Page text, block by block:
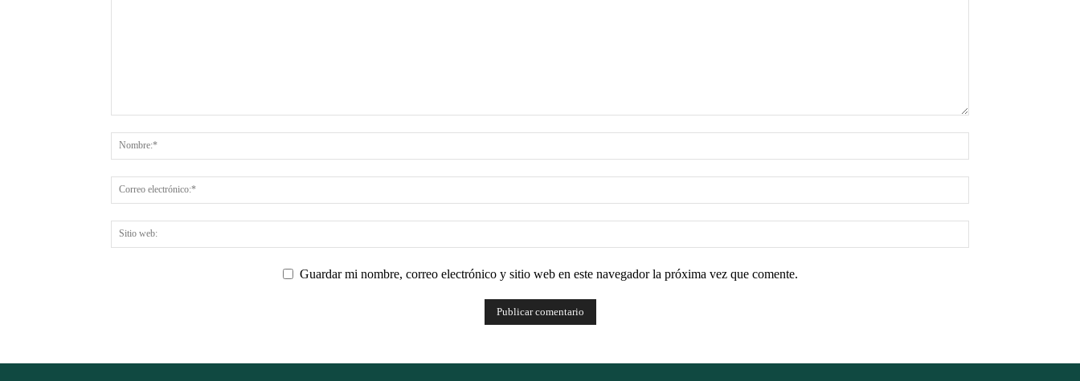
Guardar mi nombre, correo electrónico y sitio web en este navegador la próxima vez que comente.